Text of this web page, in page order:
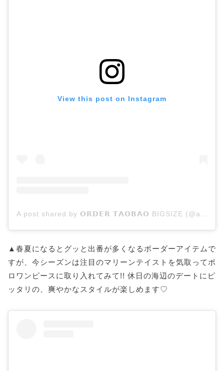
View this post on Instagram
▲春夏になるとグッと出番が多くなるボーダーアイテムで
すが、今シーズンは注目のマリーンテイストを気取ってポ
ロワンピースに取り入れてみて!! 休日の海辺のデートにピ
ッタリの、爽やかなスタイルが楽しめます♡